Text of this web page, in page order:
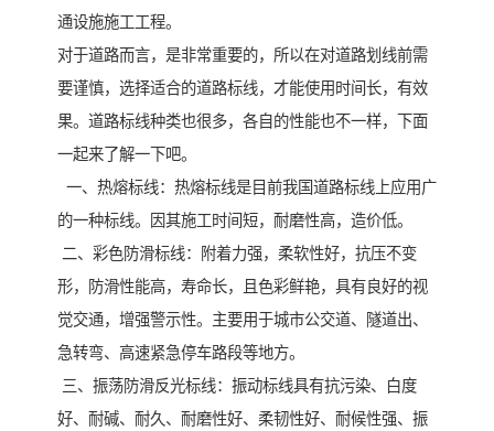
通设施施工工程。
对于道路而言，是非常重要的，所以在对道路划线前需
要谨慎，选择适合的道路标线，才能使用时间长，有效
果。道路标线种类也很多，各自的性能也不一样，下面
一起来了解一下吧。
一、热熔标线：热熔标线是目前我国道路标线上应用广
的一种标线。因其施工时间短，耐磨性高，造价低。
二、彩色防滑标线：附着力强，柔软性好，抗压不变
形，防滑性能高，寿命长，且色彩鲜艳，具有良好的视
觉交通，增强警示性。主要用于城市公交道、隧道出、
急转弯、高速紧急停车路段等地方。
三、振荡防滑反光标线：振动标线具有抗污染、白度
好、耐碱、耐久、耐磨性好、柔韧性好、耐候性强、振